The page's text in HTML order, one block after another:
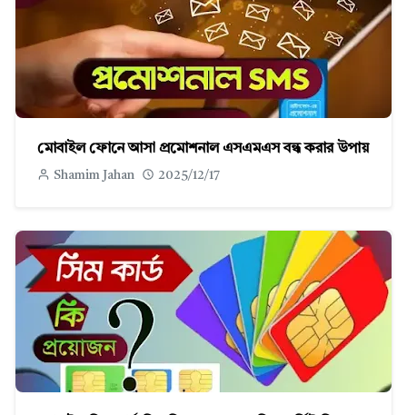
মোবাইল ফোনে আসা প্রমোশনাল এসএমএস বন্ধ করার উপায়
Shamim Jahan 2025/12/17